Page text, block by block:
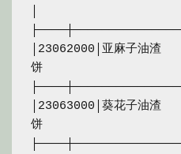
│23062000│亚麻子油渣
饼　　　　　　　　　　　
│23063000│葵花子油渣
饼　　　　　　　　　　　